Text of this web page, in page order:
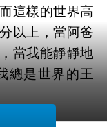
這樣的世界高
以上，當阿爸
當我能靜靜地
總是世界的王